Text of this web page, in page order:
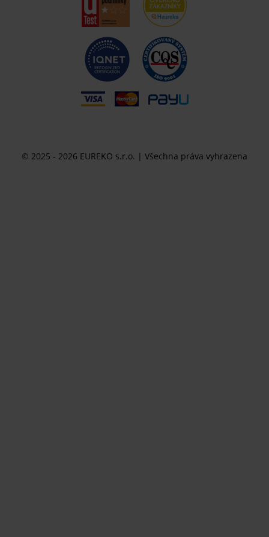
© 2025 - 2026 EUREKO s.r.o. | Všechna práva vyhrazena